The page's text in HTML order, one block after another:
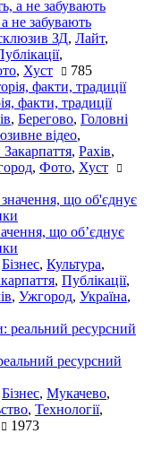
не забувають
ЗД, Лайт,
,
, Хуст 785
факти, традиції
, Берегово, Головні
відео,
, Рахів,
, Фото, Хуст
що об’єднує
Бізнес, Культура,
, Публікації,
, Ужгород, Україна,
ресурсний
Бізнес, Мукачево,
, Технології,
1973